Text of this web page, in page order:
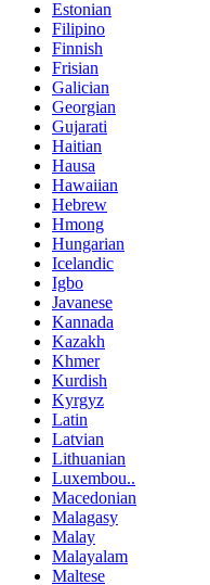
Estonian
Filipino
Finnish
Frisian
Galician
Georgian
Gujarati
Haitian
Hausa
Hawaiian
Hebrew
Hmong
Hungarian
Icelandic
Igbo
Javanese
Kannada
Kazakh
Khmer
Kurdish
Kyrgyz
Latin
Latvian
Lithuanian
Luxembou..
Macedonian
Malagasy
Malay
Malayalam
Maltese